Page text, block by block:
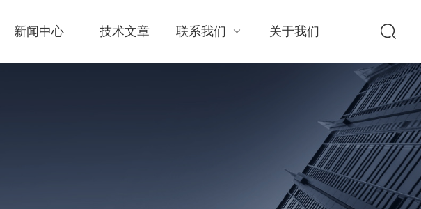
新闻中心 技术文章 联系我们 关于我们